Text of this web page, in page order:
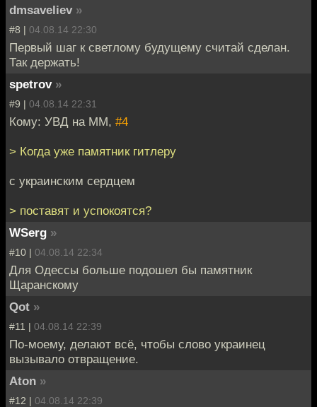
dmsaveliev »
#8 | 04.08.14 22:30
Первый шаг к светлому будущему считай сделан.
Так держать!
spetrov »
#9 | 04.08.14 22:31
Кому: УВД на ММ, #4
> Когда уже памятник гитлеру
с украинским сердцем
> поставят и успокоятся?
WSerg »
#10 | 04.08.14 22:34
Для Одессы больше подошел бы памятник
Щаранскому
Qot »
#11 | 04.08.14 22:39
По-моему, делают всё, чтобы слово украинец
вызывало отвращение.
Aton »
#12 | 04.08.14 22:39